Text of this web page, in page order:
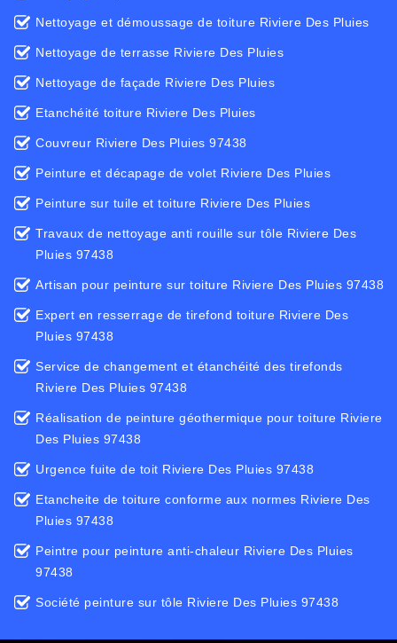
Nettoyage et démoussage de toiture Riviere Des Pluies
Nettoyage de terrasse Riviere Des Pluies
Nettoyage de façade Riviere Des Pluies
Etanchéité toiture Riviere Des Pluies
Couvreur Riviere Des Pluies 97438
Peinture et décapage de volet Riviere Des Pluies
Peinture sur tuile et toiture Riviere Des Pluies
Travaux de nettoyage anti rouille sur tôle Riviere Des
Pluies 97438
Artisan pour peinture sur toiture Riviere Des Pluies 97438
Expert en resserrage de tirefond toiture Riviere Des
Pluies 97438
Service de changement et étanchéité des tirefonds
Riviere Des Pluies 97438
Réalisation de peinture géothermique pour toiture Riviere
Des Pluies 97438
Urgence fuite de toit Riviere Des Pluies 97438
Etancheite de toiture conforme aux normes Riviere Des
Pluies 97438
Peintre pour peinture anti-chaleur Riviere Des Pluies
97438
Société peinture sur tôle Riviere Des Pluies 97438